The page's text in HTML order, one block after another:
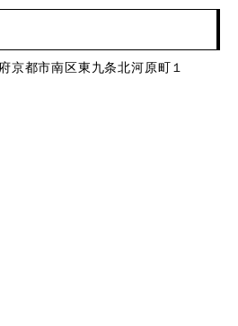
京都市南区東九条北河原町１